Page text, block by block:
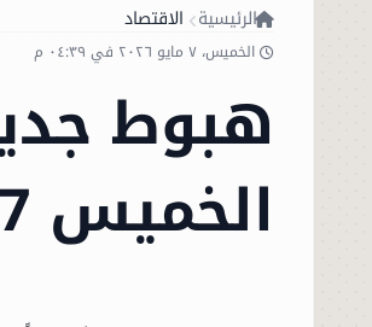
الرئيسية الاقتصاد
الخميس، ٧ مايو ٢٠٢٦ في ٠٤:٣٩ م
هبوط
الخميس 7 مايو 2026